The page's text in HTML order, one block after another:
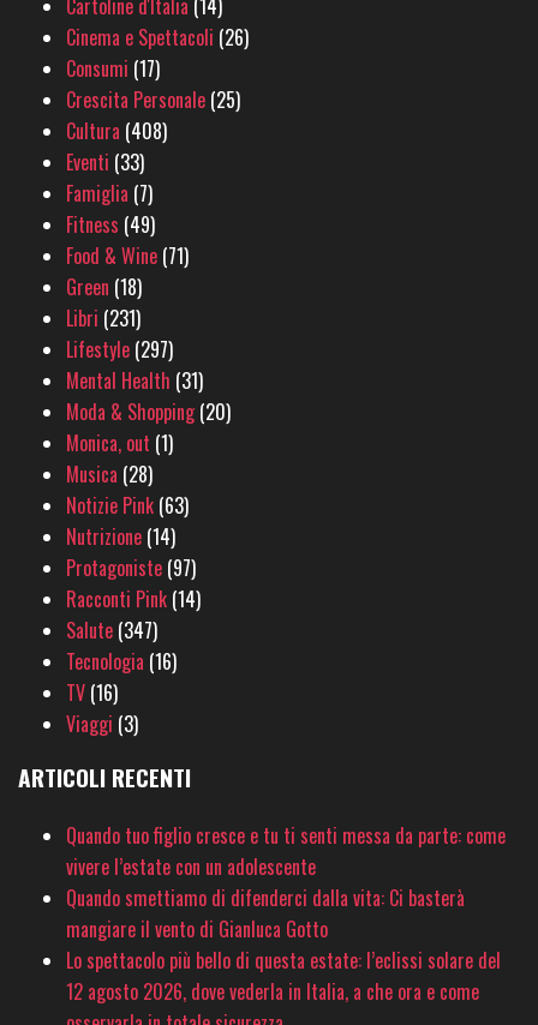
Cartoline d'Italia (14)
Cinema e Spettacoli (26)
Consumi (17)
Crescita Personale (25)
Cultura (408)
Eventi (33)
Famiglia (7)
Fitness (49)
Food & Wine (71)
Green (18)
Libri (231)
Lifestyle (297)
Mental Health (31)
Moda & Shopping(20)
Monica, out (1)
Musica (28)
Notizie Pink (63)
Nutrizione (14)
Protagoniste (97)
Racconti Pink (14)
Salute (347)
Tecnologia (16)
TV (16)
Viaggi (3)
ARTICOLI RECENTI
Quando tuo figlio cresce e tu ti senti messa da parte: come
vivere l’estate con un adolescente
Quando smettiamo di difenderci dalla vita: Ci basterà
mangiare il vento di Gianluca Gotto
Lo spettacolo più bello di questa estate: l’eclissi solare del
12 agosto 2026, dove vederla in Italia, a che ora e come